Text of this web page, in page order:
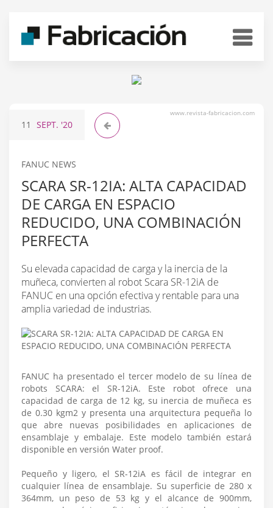
www.revista-fabricacion.com
11 SEPT. '20
FANUC NEWS
SCARA SR-12IA: ALTA CAPACIDAD
DE CARGA EN ESPACIO
REDUCIDO, UNA COMBINACIÓN
PERFECTA
Su elevada capacidad de carga y la inercia de la
muñeca, convierten al robot Scara SR-12iA de
FANUC en una opción efectiva y rentable para una
amplia variedad de industrias.
FANUC ha presentado el tercer modelo de su línea de
robots SCARA: el SR-12iA. Este robot ofrece una
capacidad de carga de 12 kg, su inercia de muñeca es
de 0.30 kgm2 y presenta una arquitectura pequeña lo
que abre nuevas posibilidades en aplicaciones de
ensamblaje y embalaje. Este modelo también estará
disponible en versión Water proof.
Pequeño y ligero, el SR-12iA es fácil de integrar en
cualquier línea de ensamblaje. Su superficie de 280 x
364mm, un peso de 53 kg y el alcance de 900mm,